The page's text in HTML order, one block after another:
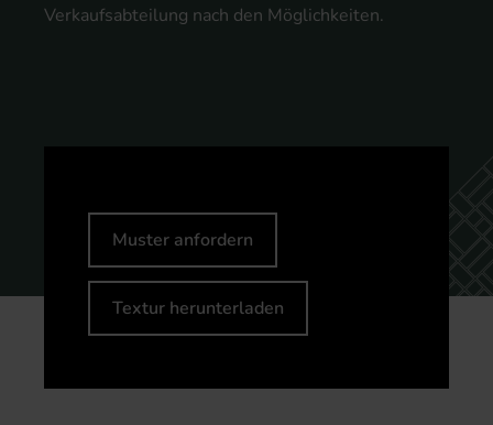
Verkaufsabteilung nach den Möglichkeiten.
Muster anfordern
Textur herunterladen